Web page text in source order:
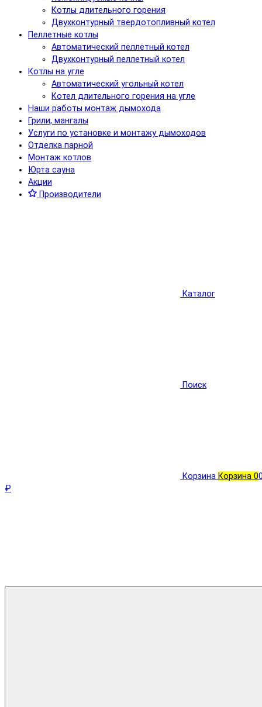
Котлы длительного горения
Двухконтурный твердотопливный котел
Пеллетные котлы
Автоматический пеллетный котел
Двухконтурный пеллетный котел
Котлы на угле
Автоматический угольный котел
Котел длительного горения на угле
Наши работы монтаж дымохода
Грили, мангалы
Услуги по установке и монтажу дымоходов
Отделка парной
Монтаж котлов
Юрта сауна
Акции
Производители
Каталог
Поиск
Корзина Корзина 0
₽